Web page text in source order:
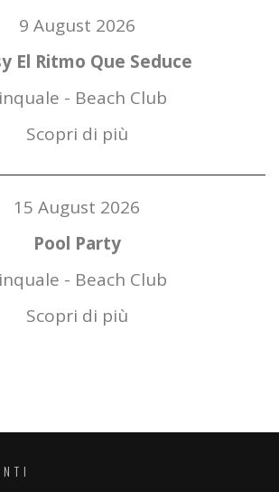
9 August 2026
El Ritmo Que Seduce
- Beach Club
Scopri di più
15 August 2026
Pool Party
- Beach Club
Scopri di più